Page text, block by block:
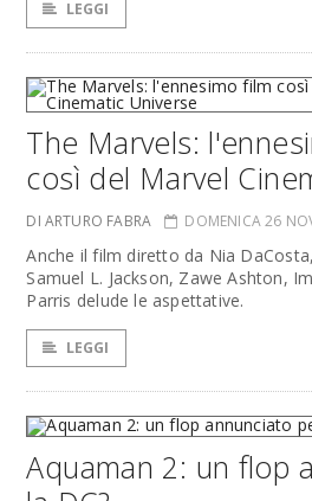
LEGGI
The Marvels:
così del Marvel
DI ARTURO FABRA DOMENICA 26
Anche il film diretto da Nia
Samuel L. Jackson, Zawe Ashton,
Parris delude le aspettative.
LEGGI
Aquaman 2: un flop